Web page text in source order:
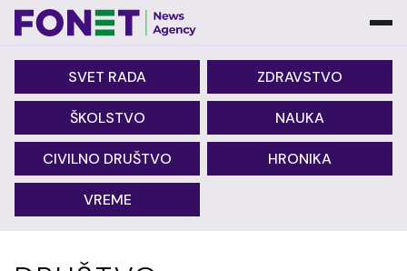
SVET RADA ZDRAVSTVO
ŠKOLSTVO NAUKA
CIVILNO DRUŠTVO HRONIKA
VREME